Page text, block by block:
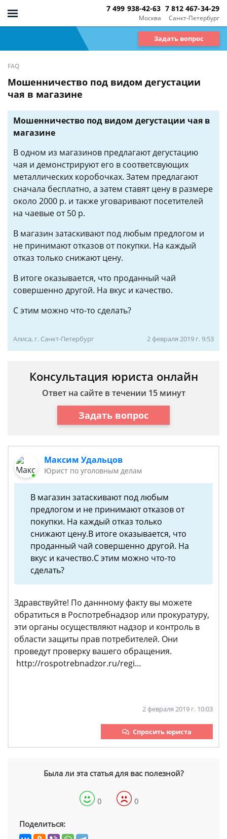
Москва
7 499 938-42-63
Санкт-Петербург
7 812 467-34-29
Задать вопрос
FAQ
Мошенничество под видом дегустации
чая в магазине
Мошенничество под видом дегустации чая в
магазине
В одном из магазинов предлагают дегустацию
чая и демонстрируют его в соответсвующих
металлических коробочках. Затем предлагают
сначала бесплатно, а затем ставят цену в размере
около 2000 р. и также уговаривают посетителей
на чаевые от 50 р.
В магазин затаскивают под любым предлогом и
не принимают отказов от покупки. На каждый
отказ только снижают цену.
В итоге оказывается, что проданный чай
совершенно другой. На вкус и качество.
С этим можно что-то сделать?
Алиса, г. Санкт-Петербург 2 февраля 2019 г. 9:53
Консультация юриста онлайн
Ответ на сайте в течении 15 минут
Задать вопрос
Максим Удальцов
Юрист по уголовным делам
В магазин затаскивают под любым
предлогом и не принимают отказов от
покупки. На каждый отказ только
снижают цену.В итоге оказывается, что
проданный чай совершенно другой. На
вкус и качество.С этим можно что-то
сделать?
Здравствуйте! По даннному факту вы можете
обратиться в Роспотребнадзор или прокуратуру,
эти органы осуществляют надзор и контроль в
области защиты прав потребителей. Они
проведут проверку вашего обращения.
http://rospotrebnadzor.ru/regi...
2 февраля 2019 г. 10:03
Спросить юриста
Была ли эта статья для вас полезной?
0 0
Поделиться: